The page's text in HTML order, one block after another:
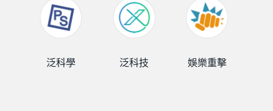
泛科學 泛科技 娛樂重擊